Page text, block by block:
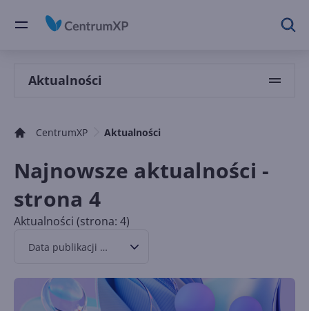
Aktualności
CentrumXP Aktualności
Najnowsze aktualności -
strona 4
Aktualności (strona: 4)
Data publikacji malejąco